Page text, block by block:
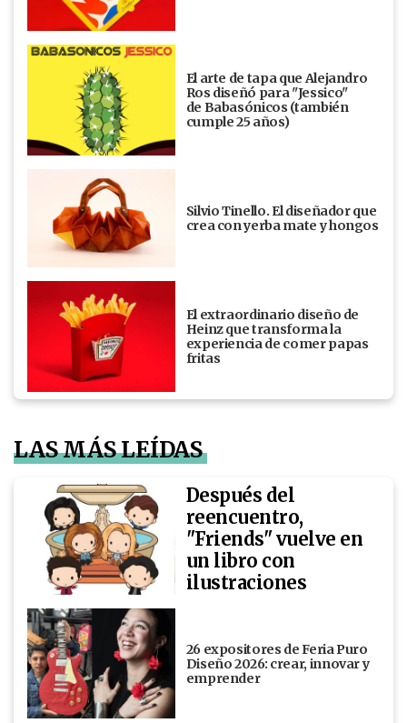
El arte de tapa que Alejandro
Ros diseñó para "Jessico"
de Babasónicos (también
cumple 25 años)
Silvio Tinello. El diseñador que
crea con yerba mate y hongos
El extraordinario diseño de
Heinz que transforma la
experiencia de comer papas
fritas
LAS MÁS LEÍDAS
Después del
reencuentro,
"Friends" vuelve en
un libro con
ilustraciones
26 expositores de Feria Puro
Diseño 2026: crear, innovar y
emprender